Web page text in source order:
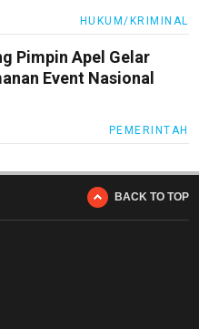
HUKUM/KRIMINAL
Pimpin Apel Gelar
Event Nasional
PEMERINTAH
BACK TO TOP